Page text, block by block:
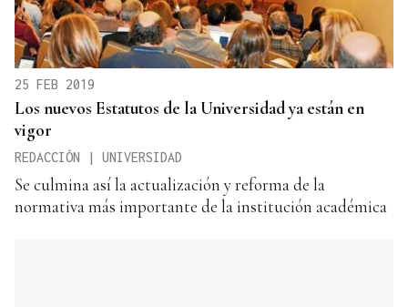
25 FEB 2019
Los nuevos Estatutos de la Universidad ya están en
vigor
REDACCIÓN | UNIVERSIDAD
Se culmina así la actualización y reforma de la
normativa más importante de la institución académica